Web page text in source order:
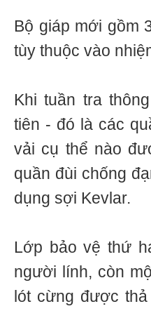
Bộ giáp mới gồm
tùy thuộc vào
Khi tuần tra
tiên - đó là các
vải cụ thể nào
quần đùi chống
dụng sợi Kevlar.
Lớp bảo vệ thứ
người lính, còn
lót cừng được